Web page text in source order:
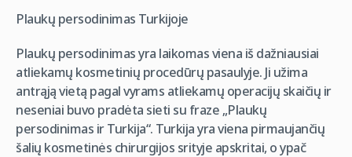
Plaukų persodinimas Turkijoje
Plaukų persodinimas yra laikomas viena iš dažniausiai
atliekamų kosmetinių procedūrų pasaulyje. Ji užima
antrąją vietą pagal vyrams atliekamų operacijų skaičių ir
neseniai buvo pradėta sieti su fraze „Plaukų
persodinimas ir Turkija“. Turkija yra viena pirmaujančių
šalių kosmetinės chirurgijos srityje apskritai, o ypač